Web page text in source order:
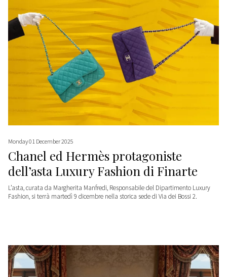
Monday 01 December 2025
Chanel ed Hermès protagoniste
dell’asta Luxury Fashion di Finarte
L’asta, curata da Margherita Manfredi, Responsabile del Dipartimento Luxury
Fashion, si terrà martedì 9 dicembre nella storica sede di Via dei Bossi 2.